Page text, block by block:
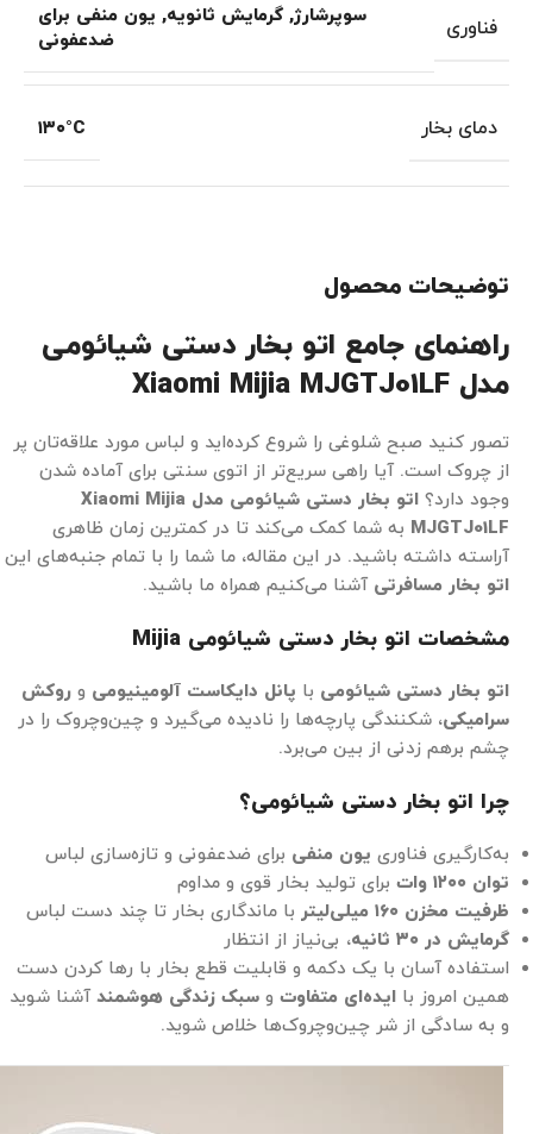
توضیحات محصول
راهنمای جامع اتو بخار دستی شیائومی
مدل Xiaomi Mijia MJGTJ01LF
تصور کنید صبح شلوغی را شروع کرده‌اید و لباس مورد علاقه‌تان پر
از چروک است. آیا راهی سریع‌تر از اتوی سنتی برای آماده شدن
وجود دارد؟
اتو بخار دستی شیائومی مدل Xiaomi Mijia
MJGTJ01LF به شما کمک می‌کند تا در کمترین زمان ظاهری
آراسته داشته باشید. در این مقاله، ما شما را با تمام جنبه‌های این
اتو بخار مسافرتی آشنا می‌کنیم همراه ما باشید.
مشخصات اتو بخار دستی شیائومی
اتو بخار دستی شیائومی با پانل دایکاست آلومینیومی و روکش
سرامیکی، شکنندگی پارچه‌ها را نادیده می‌گیرد و چین‌وچروک را در
چشم برهم زدنی از بین می‌برد.
چرا اتو بخار دستی شیائومی؟
به‌کارگیری فناوری یون منفی برای ضدعفونی و تازه‌سازی لباس
توان ۱۲۰۰ وات برای تولید بخار قوی و مداوم
ظرفیت مخزن ۱۶۰ میلی‌لیتر با ماندگاری بخار تا چند دست لباس
گرمایش در ۳۰ ثانیه، بی‌نیاز از انتظار
استفاده آسان با یک دکمه و قابلیت قطع بخار با رها کردن دست
همین امروز با ایده‌ای متفاوت و سبک زندگی هوشمندآشنا شوید
و به سادگی از شر چین‌وچروک‌ها خلاص شوید.
فناوری سوپرشارژ,گرمایش ثانویه, یون منفی برای
ضدعفونی
دمای بخار ۱۳۰°C